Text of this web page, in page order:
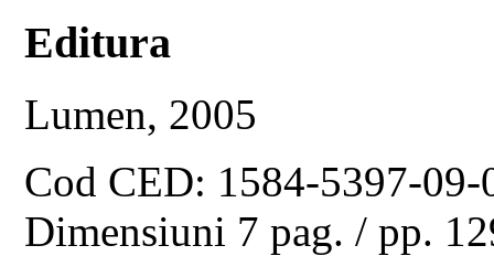
Editura
Lumen, 2005
Cod CED: 1584-5397-09-
Dimensiuni 7 pag. / pp.